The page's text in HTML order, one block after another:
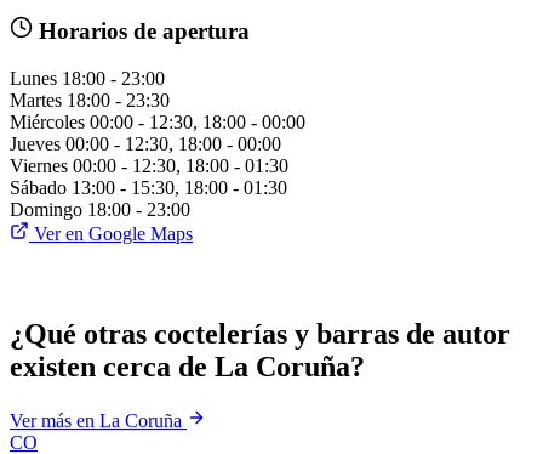
Horarios de apertura
Lunes 18:00 - 23:00
Martes 18:00 - 23:30
Miércoles 00:00 - 12:30, 18:00 - 00:00
Jueves 00:00 - 12:30, 18:00 - 00:00
Viernes 00:00 - 12:30, 18:00 - 01:30
Sábado 13:00 - 15:30, 18:00 - 01:30
Domingo 18:00 - 23:00
Ver en Google Maps
¿Qué otras coctelerías y barras de autor
existen cerca de La Coruña?
Ver más en La Coruña
CO